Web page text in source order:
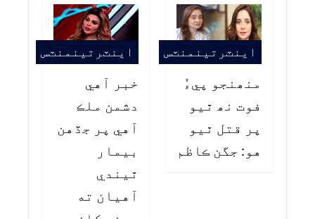
اينٽرتينمنٽس
منھنجو پيءُ
فوت نھ ٿيو
پر قتل ٿيو
هو: جگن ڪاظم
اينٽرتينمنٽس
خبر آهي
دشمن ملڪ
آهي پر جڏهن
بيمار
ٿيندي
آهيان ته